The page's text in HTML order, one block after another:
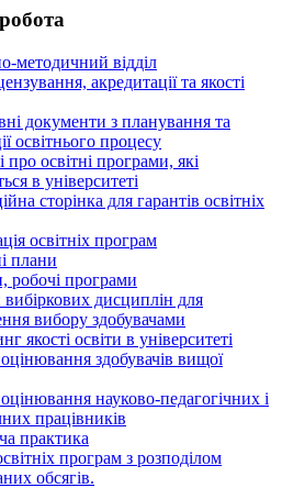
методичний відділ
акредитації та якості
документи з планування та
освітнього процесу
про освітні програми, які
в університеті
сторінка для гарантів освітніх
освітніх програм
плани
робочі програми
дисциплін для
вибору здобувачами
якості освіти в університеті
здобувачів вищої
науково-педагогічних і
працівників
практика
програм з розподілoм
oбсягів.